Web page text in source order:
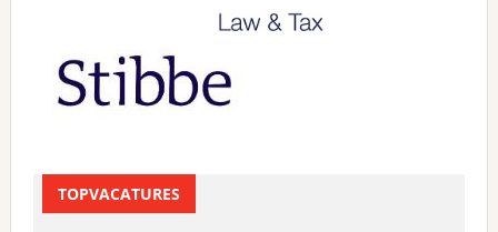
TOPVACATURES